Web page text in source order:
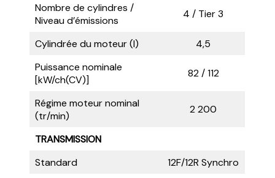
Nombre de cylindres /
Niveau d’émissions
4 / Tier 3
Cylindrée du moteur (l)
4,5
Puissance nominale
[kW/ch(CV)]
82 / 112
Régime moteur nominal
(tr/min)
2 200
TRANSMISSION
Standard
12F/12R Synchro